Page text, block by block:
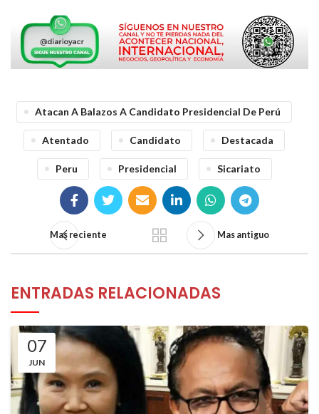
Atacan A Balazos A Candidato Presidencial De Perú
Atentado Candidato Destacada
Peru Presidencial Sicariato
Mas reciente Mas antiguo
ENTRADAS RELACIONADAS
07
JUN